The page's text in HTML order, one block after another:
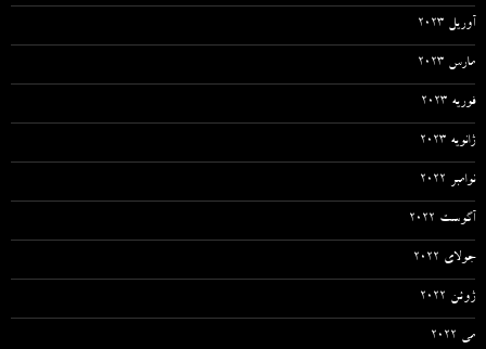
آوریل 2023
مارس 2023
فوریه 2023
ژانویه 2023
نوامبر 2022
آگوست 2022
جولای 2022
ژوئن 2022
می 2022